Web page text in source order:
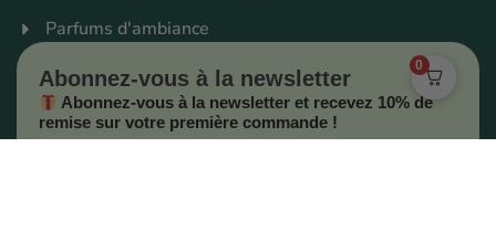
Parfums d'ambiance
Abonnez-vous à la newsletter
Abonnez-vous à la newsletter et recevez 10% de
remise sur votre première commande !
0